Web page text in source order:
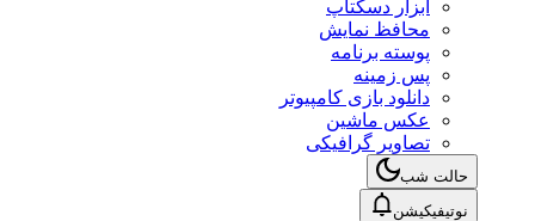
ابزار دسکتاپ
محافظ نمایش
پوسته برنامه
پس زمینه
دانلود بازی کامپیوتر
عکس ماشین
تصاویر گرافیکی
حالت شب
نوتیفیکیشن